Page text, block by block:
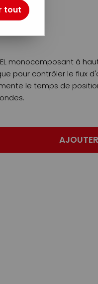
avis !
monocomposant à
pour contrôler le flux
le temps de
tout